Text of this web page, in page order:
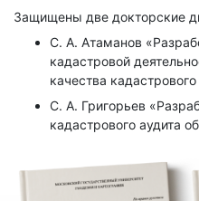
Защищены две докторские
С. А. Атаманов
кадастровой
качества
С. А. Григорьев
кадастрового аудита